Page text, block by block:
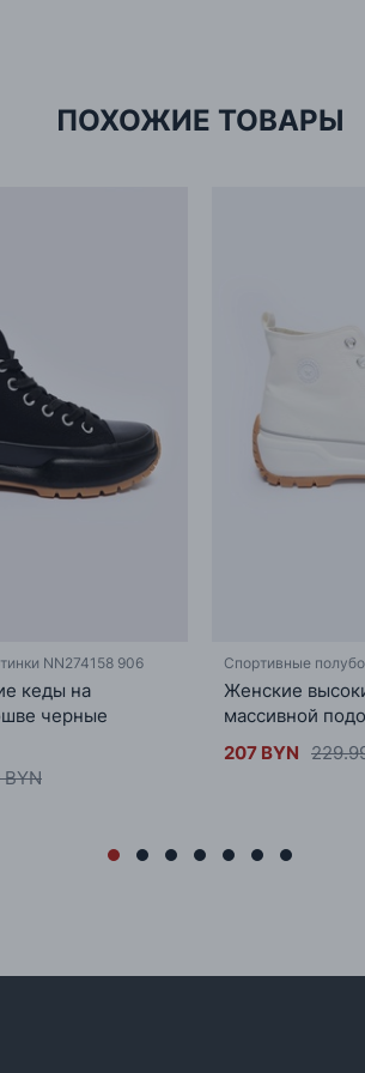
ПОХОЖИЕ ТОВАРЫ
NN274158 906
кеды на
черные
Спортивные
Женские
массивной
207 BYN